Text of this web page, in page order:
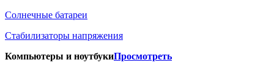
Солнечные батареи
Стабилизаторы напряжения
Компьютеры и ноутбукиПросмотреть